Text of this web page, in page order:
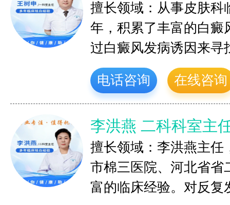
擅长领域：从事皮肤科
年，积累了丰富的白癜
过白癜风发病诱因来
电话咨询 在线咨询
李洪燕 二科科室主
擅长领域：李洪燕主任
市棉三医院、河北省省
富的临床经验。对反